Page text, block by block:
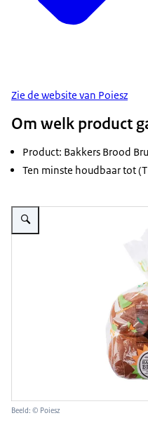
Zie de website van Poiesz
Om welk product
Product: Bakkers Brood
Ten minste houdbaar tot
Vergroot afbeelding Bakkers
Beeld: © Poiesz